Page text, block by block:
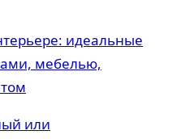
идеальные
мебелью,